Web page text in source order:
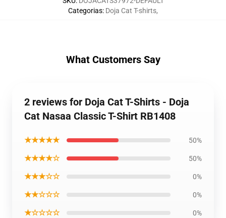
Categorias: Doja Cat T-shirts,
What Customers Say
2 reviews for Doja Cat T-Shirts - Doja
Cat Nasaa Classic T-Shirt RB1408
★★★★★ 50%
★★★★☆ 50%
★★★☆☆ 0%
★★☆☆☆ 0%
★☆☆☆☆ 0%